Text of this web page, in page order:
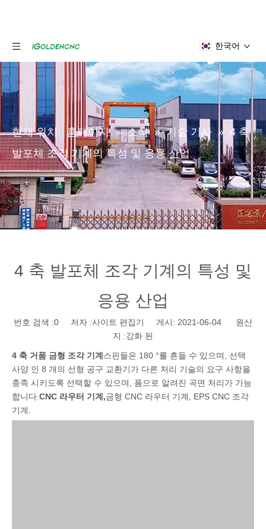
한국어
현재 위치: 홈페이지 » 소식 » 기술 기사 » 4 축
발포체 조각 기계의 특성 및 응용 산업
4 축 발포체 조각 기계의 특성 및
응용 산업
번호 검색 :0 저자 :사이트 편집기 게시: 2021-06-04 원산
지 :강화 된
4 축 거품 금형 조각 기계 스핀들은 180 °를 흔들 수 있으며, 선택
사양 인 8 개의 선형 공구 교환기가 다른 처리 기술의 요구 사항을
충족 시키도록 선택할 수 있으며, 폼으로 알려진 곡면 처리가 가능
합니다. CNC 라우터 기계 ,금형 CNC 라우터 기계, EPS CNC 조각
기계.